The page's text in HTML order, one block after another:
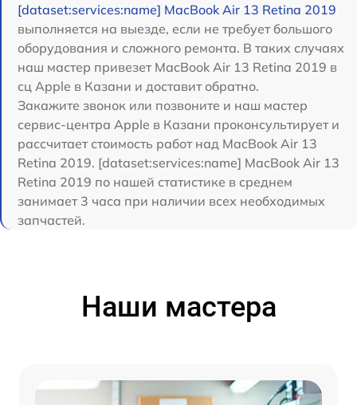
[dataset:services:name] MacBook Air 13 Retina 2019
выполняется на выезде, если не требует большого
оборудования и сложного ремонта. В таких случаях
наш мастер привезет MacBook Air 13 Retina 2019 в
сц Apple в Казани и доставит обратно.
Закажите звонок или позвоните и наш мастер
сервис-центра Apple в Казани проконсультирует и
рассчитает стоимость работ над MacBook Air 13
Retina 2019. [dataset:services:name] MacBook Air 13
Retina 2019 по нашей статистике в среднем
занимает 3 часа при наличии всех необходимых
запчастей.
Наши мастера